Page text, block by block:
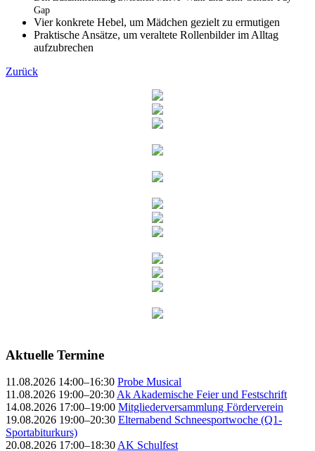
Gap
Vier konkrete Hebel, um Mädchen gezielt zu ermutigen
Praktische Ansätze, um veraltete Rollenbilder im Alltag
aufzubrechen
Zurück
Aktuelle Termine
11.08.2026 14:00–16:30 Probe Musical
11.08.2026 19:00–20:30 Ak Akademische Feier und Festschrift
14.08.2026 17:00–19:00 Mitgliederversammlung Förderverein
19.08.2026 19:00–20:30 Elternabend Schneesportwoche (Q1-
Sportabiturkurs)
20.08.2026 17:00–18:30 AK Schulfest